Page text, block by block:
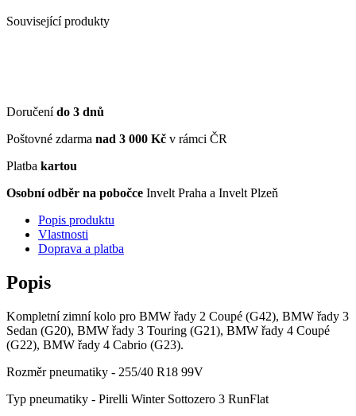
Související produkty
Doručenído 3 dnů
Poštovné zdarma nad 3 000 Kč v rámci ČR
Platba kartou
Osobní odběr na pobočce Invelt Praha a Invelt Plzeň
Popis produktu
Vlastnosti
Doprava a platba
Popis
Kompletní zimní kolo pro BMW řady 2 Coupé (G42), BMW řady 3
Sedan (G20), BMW řady 3 Touring (G21), BMW řady 4 Coupé
(G22), BMW řady 4 Cabrio (G23).
Rozměr pneumatiky - 255/40 R18 99V
Typ pneumatiky - Pirelli Winter Sottozero 3 RunFlat